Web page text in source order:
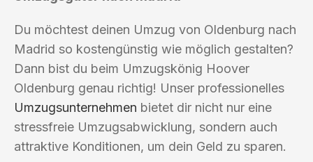
Du möchtest deinen Umzug von Oldenburg nach
Madrid so kostengünstig wie möglich gestalten?
Dann bist du beim Umzugskönig Hoover
Oldenburg genau richtig! Unser professionelles
Umzugsunternehmen bietet dir nicht nur eine
stressfreie Umzugsabwicklung, sondern auch
attraktive Konditionen, um dein Geld zu sparen.